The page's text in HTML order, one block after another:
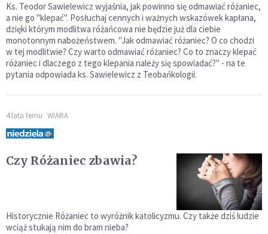
Ks. Teodor Sawielewicz wyjaśnia, jak powinno się odmawiać różaniec,
a nie go "klepać". Posłuchaj cennych i ważnych wskazówek kapłana,
dzięki którym modlitwa różańcowa nie będzie już dla ciebie
monotonnym nabożeństwem. "Jak odmawiać różaniec? O co chodzi
w tej modlitwie? Czy warto odmawiać różaniec? Co to znaczy klepać
różaniec i dlaczego z tego klepania należy się spowiadać?" - na te
pytania odpowiada ks. Sawielewicz z Teobańkologii.
4 lata temu WIARA
Czy Różaniec zbawia?
Historycznie Różaniec to wyróżnik katolicyzmu. Czy także dziś ludzie
wciąż stukają nim do bram nieba?